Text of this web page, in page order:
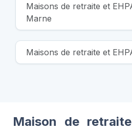
Maisons de retraite et
Marne
Maisons de retraite et
Maison de